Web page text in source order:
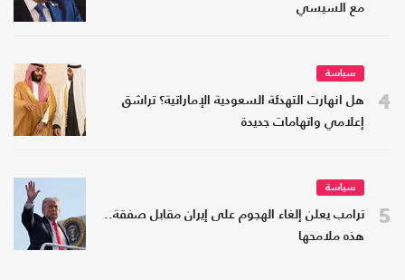
مع السيسي
4
سياسة
هل انهارت التهدئة السعودية الإماراتية؟ تراشق
إعلامي واتهامات جديدة
5
سياسة
ترامب يعلن إلغاء الهجوم على إيران مقابل صفقة..
هذه ملامحها